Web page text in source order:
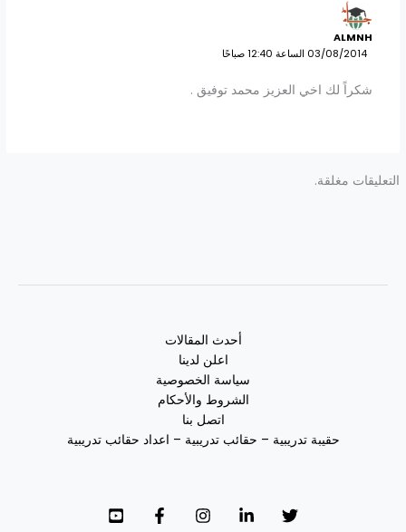
ALMNH
03/08/2014 الساعة 12:40 صباحًا
شكراً لك اخي العزيز محمد توفيق .
التعليقات مغلقة.
أحدث المقالات
اعلن لدينا
سياسة الخصوصية
الشروط والأحكام
اتصل بنا
حقيبة تدريبية – حقائب تدريبية – اعداد حقائب تدريبية